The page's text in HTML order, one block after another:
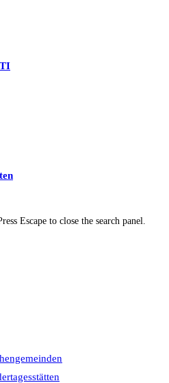
Escape to close the search panel.